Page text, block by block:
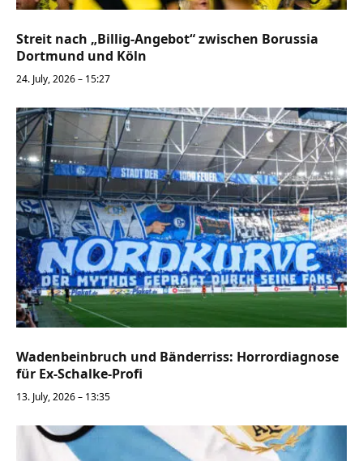
Streit nach „Billig-Angebot“ zwischen Borussia
Dortmund und Köln
24. July, 2026 – 15:27
Wadenbeinbruch und Bänderriss: Horrordiagnose
für Ex-Schalke-Profi
13. July, 2026 – 13:35